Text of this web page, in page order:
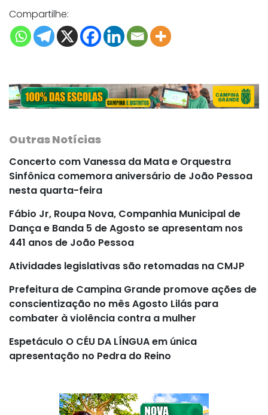
Compartilhe:
Outras Notícias
Concerto com Vanessa da Mata e Orquestra
Sinfônica comemora aniversário de João Pessoa
nesta quarta-feira
Fábio Jr, Roupa Nova, Companhia Municipal de
Dança e Banda 5 de Agosto se apresentam nos
441 anos de João Pessoa
Atividades legislativas são retomadas na CMJP
Prefeitura de Campina Grande promove ações de
conscientização no mês Agosto Lilás para
combater à violência contra a mulher
Espetáculo O CÉU DA LÍNGUA em única
apresentação no Pedra do Reino